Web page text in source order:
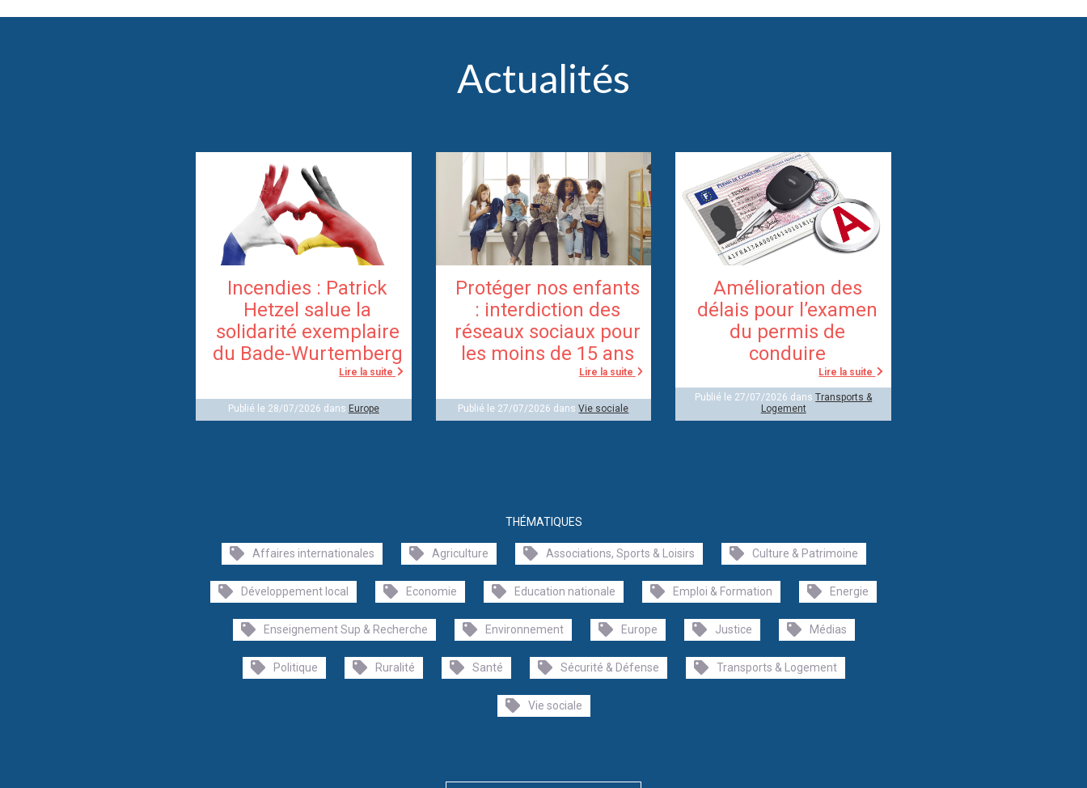
Actualités
Incendies : Patrick
Hetzel salue la
solidarité exemplaire
du Bade-Wurtemberg
Lire la suite
Publié le 28/07/2026 dans Europe
Protéger nos enfants
: interdiction des
réseaux sociaux pour
les moins de 15 ans
Lire la suite
Publié le 27/07/2026 dansVie sociale
Amélioration des
délais pour l’examen
du permis de
conduire
Lire la suite
Publié le 27/07/2026 dansTransports &
Logement
THÉMATIQUES
Affaires internationales Agriculture Associations, Sports & Loisirs Culture & Patrimoine
Développement local Economie Education nationale Emploi & Formation Energie
Enseignement Sup & Recherche Environnement Europe Justice Médias
Politique Ruralité Santé Sécurité & Défense Transports & Logement
Vie sociale